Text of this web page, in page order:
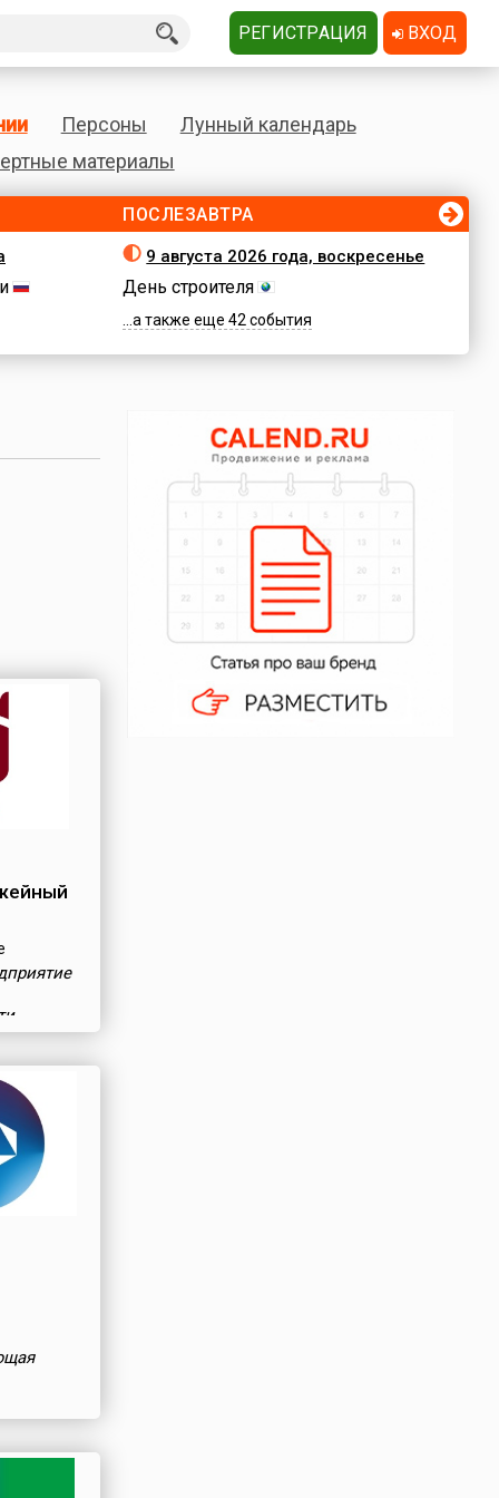
Персоны
Лунный календарь
материалы
ПОСЛЕЗАВТРА
9 августа 2026 года, воскресенье
День строителя
...а также еще 42 события
РЕГИСТРАЦИЯ ВХОД